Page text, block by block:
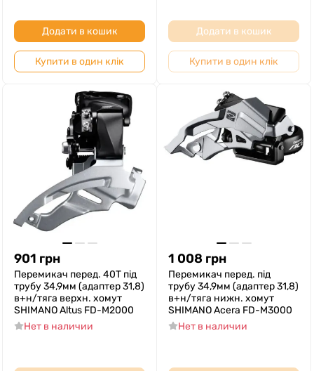
Додати в кошик
Купити в один клік
Додати в кошик
Купити в один клік
901 грн
Перемикач перед. 40T під
трубу 34,9мм (адаптер 31,8)
в+н/тяга верхн. хомут
SHIMANO Altus FD-M2000
Нет в наличии
1 008 грн
Перемикач перед. під
трубу 34,9мм (адаптер 31,8)
в+н/тяга нижн. хомут
SHIMANO Aсera FD-M3000
Нет в наличии